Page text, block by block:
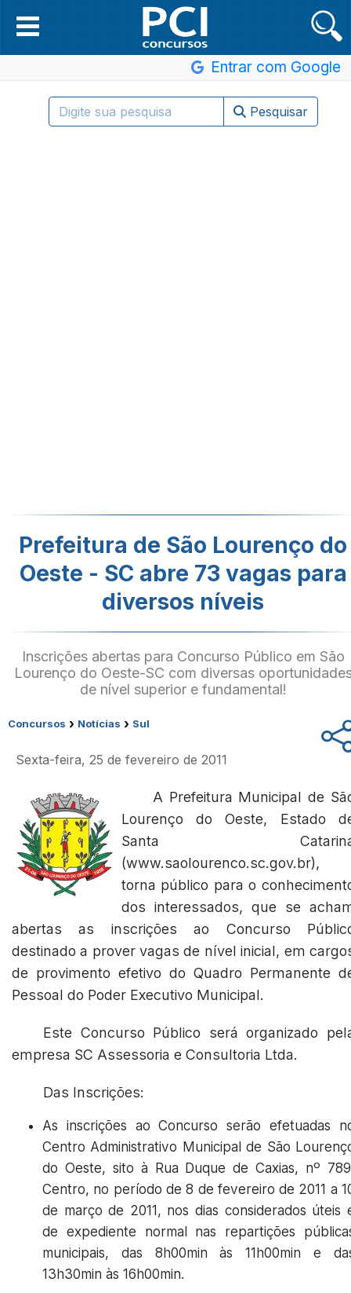
Entrar com Google
Pesquisar
Prefeitura de São Lourenço do
Oeste - SC abre 73 vagas para
diversos níveis
Inscrições abertas para Concurso Público em São
Lourenço do Oeste-SC com diversas
de nível superior e fundamental!
Concursos › Notícias › Sul
Sexta-feira, 25 de fevereiro de 2011
A Prefeitura Municipal de
Lourenço do Oeste, Estado
Santa
(www.saolourenco.sc.gov.br),
torna público para o
dos interessados, que se
abertas as inscrições ao Concurso
destinado a prover vagas de nível inicial, em
de provimento efetivo do Quadro Permanente
Pessoal do Poder Executivo Municipal.
Este Concurso Público será organizado
empresa SC Assessoria e Consultoria Ltda.
Das Inscrições:
As inscrições ao Concurso serão efetuadas
Centro Administrativo Municipal de São
do Oeste, sito à Rua Duque de Caxias, nº
Centro, no período de 8 de fevereiro de 2011 a
de março de 2011, nos dias considerados úteis
de expediente normal nas repartições
municipais, das 8h00min às 11h00min e
13h30min às 16h00min.